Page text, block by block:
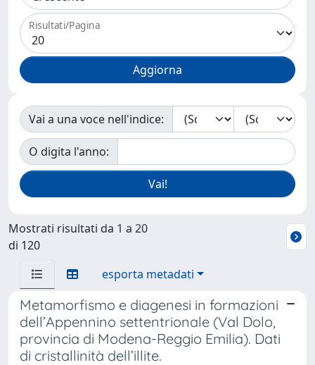
Risultati/Pagina
Vai a una voce nell'indice:
O digita l'anno:
Mostrati risultati da 1 a 20
di 120
esporta metadati
Metamorfismo e diagenesi in formazioni
dell’Appennino settentrionale (Val Dolo,
provincia di Modena-Reggio Emilia). Dati
di cristallinità dell’illite.